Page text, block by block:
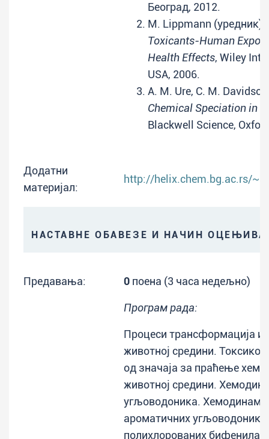
Београд, 2012.
M. Lippmann (уредник):
Toxicants-Human
Health Effects, Wiley
USA, 2006.
A. M. Ure, C. M.
Chemical Speciation in
Blackwell Science,
Додатни
материјал:
http://helix.chem.bg.ac.rs/
НАСТАВНЕ ОБАВЕЗЕ И НАЧИН
Предавања: 0 поена (3 часа недељно)
Програм рада:
Процеси трансформација и
животној средини.
од значаја за праћење
животној средини.
угљоводоника.
ароматичних
полихлорованих бифенила.